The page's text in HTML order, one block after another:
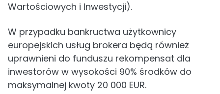
Wartościowych i Inwestycji).
W przypadku bankructwa użytkownicy
europejskich usług brokera będą również
uprawnieni do funduszu rekompensat dla
inwestorów w wysokości 90% środków do
maksymalnej kwoty 20 000 EUR.